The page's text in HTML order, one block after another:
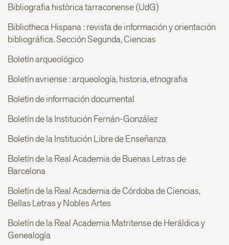
Bibliografia històrica tarraconense (UdG)
Bibliotheca Hispana : revista de información y orientación
bibliográfica. Sección Segunda, Ciencias
Boletín arqueológico
Boletín avriense : arqueología, historia, etnografia
Boletín de información documental
Boletín de la Institución Fernán-González
Boletín de la Institución Libre de Enseñanza
Boletín de la Real Academia de Buenas Letras de
Barcelona
Boletín de la Real Academia de Córdoba de Ciencias,
Bellas Letras y Nobles Artes
Boletín de la Real Academia Matritense de Heráldica y
Genealogía